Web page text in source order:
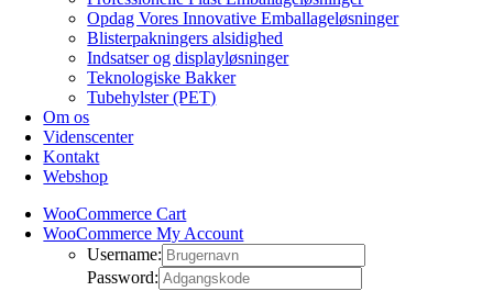
Opdag Vores Innovative Emballageløsninger
Blisterpakningers alsidighed
Indsatser og displayløsninger
Teknologiske Bakker
Tubehylster (PET)
Om os
Videnscenter
Kontakt
Webshop
WooCommerce Cart
WooCommerce My Account
Username:
Password: